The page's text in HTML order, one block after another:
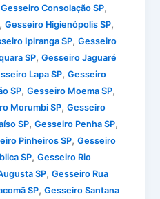
Gesseiro Consolação SP,
,Gesseiro Higienópolis SP,
Ipiranga SP,Gesseiro
SP,Gesseiro Jaguaré
Lapa SP,Gesseiro
SP,Gesseiro Moema SP,
Morumbi SP,Gesseiro
SP,Gesseiro Penha SP,
Pinheiros SP,Gesseiro
SP,Gesseiro Rio
SP,Gesseiro Rua
SP,Gesseiro Santana